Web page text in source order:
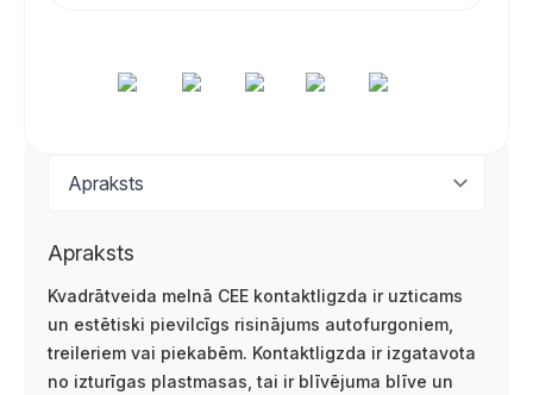
Apraksts
Kvadrātveida melnā CEE kontaktligzda ir uzticams
un estētiski pievilcīgs risinājums autofurgoniem,
treileriem vai piekabēm. Kontaktligzda ir izgatavota
no izturīgas plastmasas, tai ir blīvējuma blīve un